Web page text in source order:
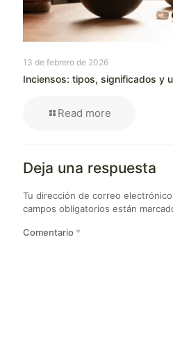
13 de febrero de 2026
Inciensos: tipos, significados y
Read more
Deja una respuesta
Tu dirección de correo
campos obligatorios están
Comentario *